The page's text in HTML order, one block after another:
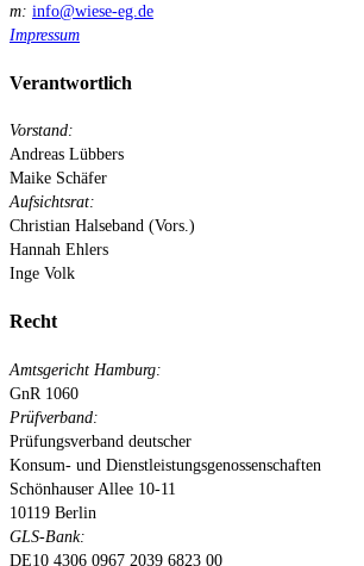
m: info@wiese-eg.de
Impressum
Verantwortlich
Vorstand:
Andreas Lübbers
Maike Schäfer
Aufsichtsrat:
Christian Halseband (Vors.)
Hannah Ehlers
Inge Volk
Recht
Amtsgericht Hamburg:
GnR 1060
Prüfverband:
Prüfungsverband deutscher
Konsum- und Dienstleistungsgenossenschaften
Schönhauser Allee 10-11
10119 Berlin
GLS-Bank:
DE10 4306 0967 2039 6823 00